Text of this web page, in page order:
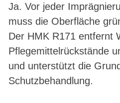
Ja. Vor jeder
muss die Oberfläche
Der HMK R171 entfernt
Pflegemittelrückstände
und unterstützt die
Schutzbehandlung.